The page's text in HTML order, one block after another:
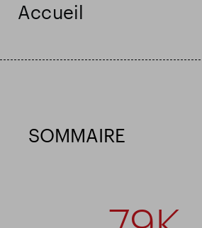
Accueil
SOMMAIRE